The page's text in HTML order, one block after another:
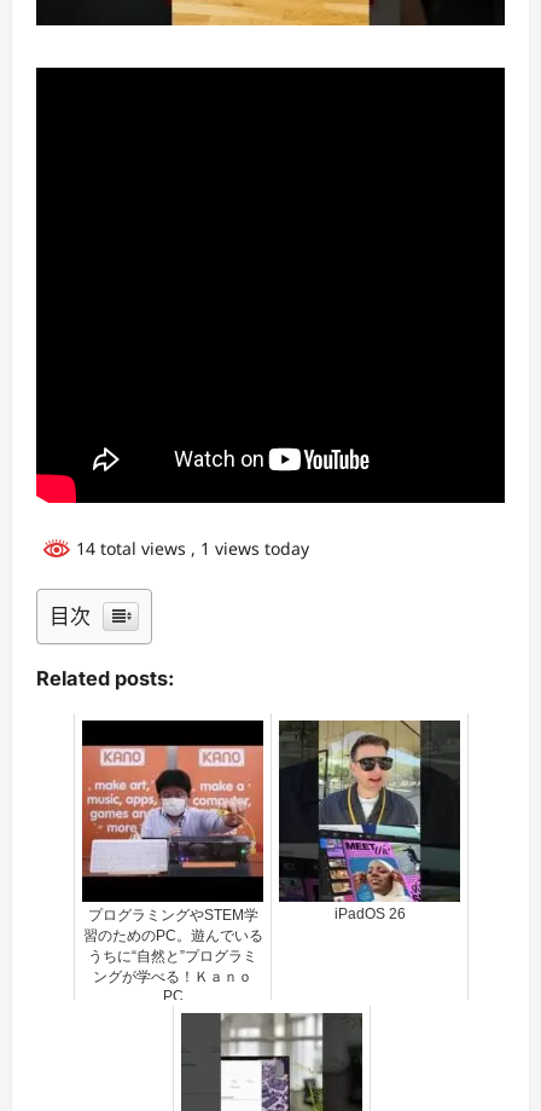
14 total views , 1 views today
目次
Related posts:
プログラミングやSTEM学
習のためのPC。遊んでいる
うちに“自然と”プログラミ
ングが学べる！Ｋａｎｏ
PC
iPadOS 26